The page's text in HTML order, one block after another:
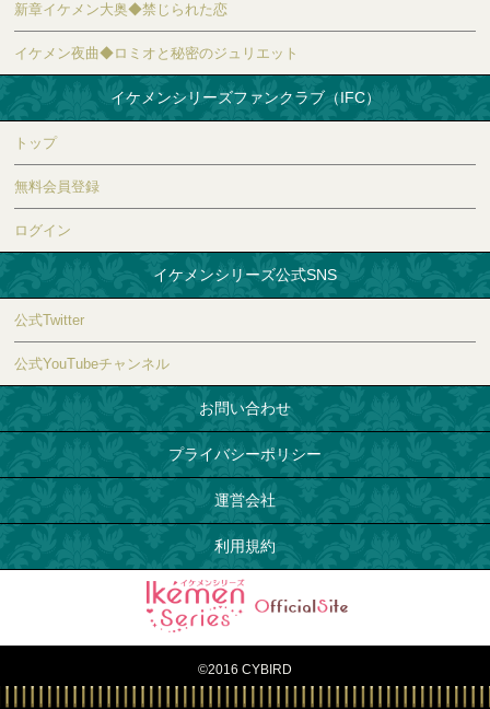
新章イケメン大奥◆禁じられた恋
イケメン夜曲◆ロミオと秘密のジュリエット
イケメンシリーズファンクラブ（IFC）
トップ
無料会員登録
ログイン
イケメンシリーズ公式SNS
公式Twitter
公式YouTubeチャンネル
お問い合わせ
プライバシーポリシー
運営会社
利用規約
©2016 CYBIRD